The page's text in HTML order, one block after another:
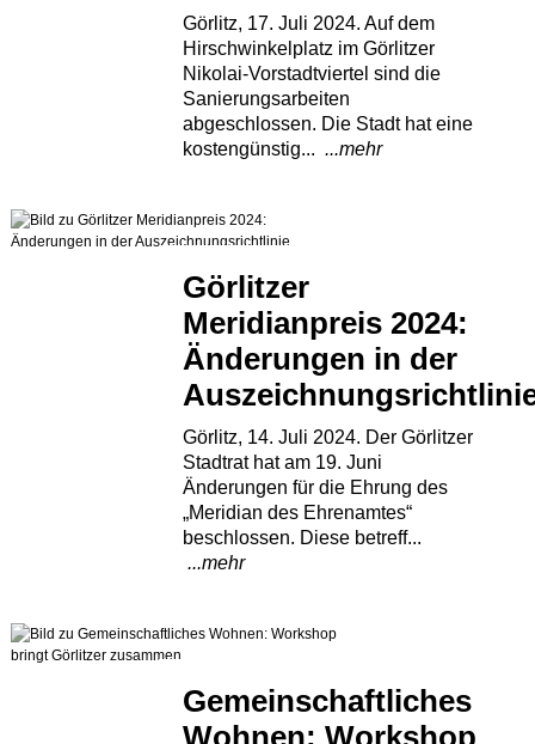
Görlitz, 17. Juli 2024. Auf dem
Hirschwinkelplatz im Görlitzer
Nikolai-Vorstadtviertel sind die
Sanierungsarbeiten
abgeschlossen. Die Stadt hat eine
kostengünstig... ...mehr
Görlitzer
Meridianpreis 2024:
Änderungen in der
Görlitz, 14. Juli 2024. Der Görlitzer
Stadtrat hat am 19. Juni
Änderungen für die Ehrung des
„Meridian des Ehrenamtes“
beschlossen. Diese betreff...
...mehr
Gemeinschaftliches
Wohnen: Workshop